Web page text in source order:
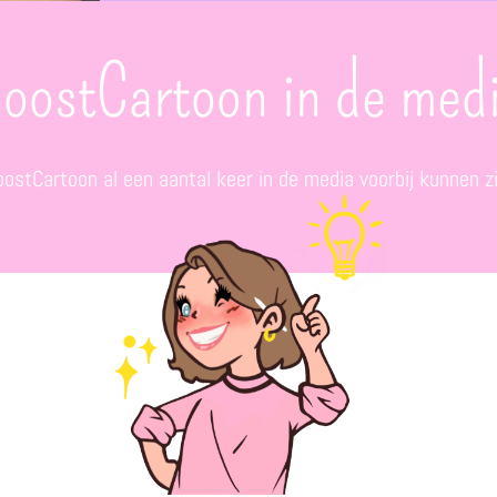
in de
al een aantal keer in de media voorbij kunnen